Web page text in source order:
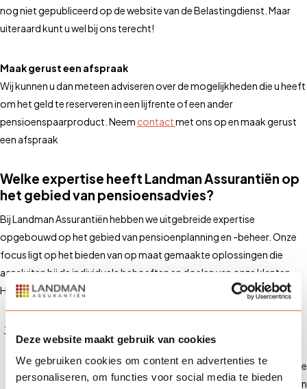
Deze website maakt gebruik van cookies
We gebruiken cookies om content en advertenties te
personaliseren, om functies voor social media te bieden
nog niet gepubliceerd op de website van de Belastingdienst. Maar
uiteraard kunt u wel bij ons terecht!
Maak gerust een afspraak
Wij kunnen u dan meteen adviseren over de mogelijkheden die u heeft
om het geld te reserveren in een lijfrente of een ander
pensioenspaarproduct. Neem contactmet ons op en maak gerust
een afspraak
Welke expertise heeft Landman Assurantiën op
het gebied van pensioensadvies?
Bij Landman Assurantiën hebben we uitgebreide expertise
opgebouwd op het gebied van pensioenplanning en -beheer. Onze
focus ligt op het bieden van op maat gemaakte oplossingen die
aansluiten bij de individuele behoeften en doelen van onze klanten.
Hier zijn enkele kerngebieden waarin wij uitblinken:
unieke doelen en omstandigheden heeft. Daarom bieden wij
persoonlijke pensioenplanning aan, waarbij we je huidige financiële
situatie en toekomstige wensen in kaart brengen. We helpen je een